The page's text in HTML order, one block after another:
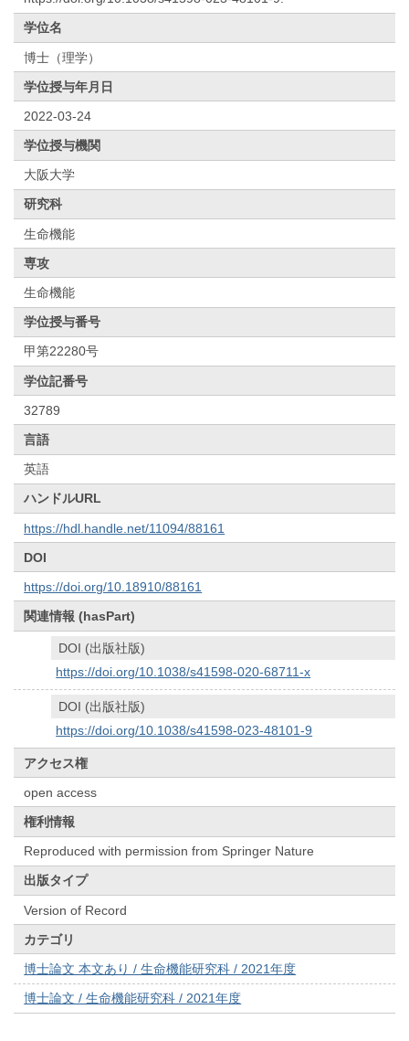
学位名
博士（理学）
学位授与年月日
2022-03-24
学位授与機関
大阪大学
研究科
生命機能
専攻
生命機能
学位授与番号
甲第22280号
学位記番号
32789
言語
英語
ハンドルURL
https://hdl.handle.net/11094/88161
DOI
https://doi.org/10.18910/88161
関連情報 (hasPart)
DOI (出版社版)
https://doi.org/10.1038/s41598-020-68711-x
DOI (出版社版)
https://doi.org/10.1038/s41598-023-48101-9
アクセス権
open access
権利情報
Reproduced with permission from Springer Nature
出版タイプ
Version of Record
カテゴリ
博士論文 本文あり / 生命機能研究科 / 2021年度
博士論文 / 生命機能研究科 / 2021年度